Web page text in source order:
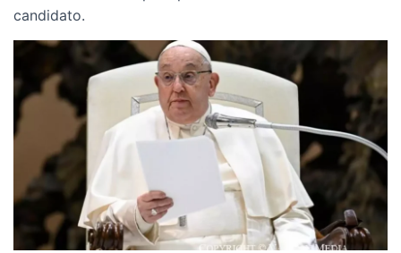
candidato.